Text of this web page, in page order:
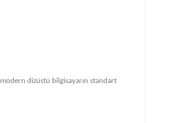
dizüstü bilgisayarın standart